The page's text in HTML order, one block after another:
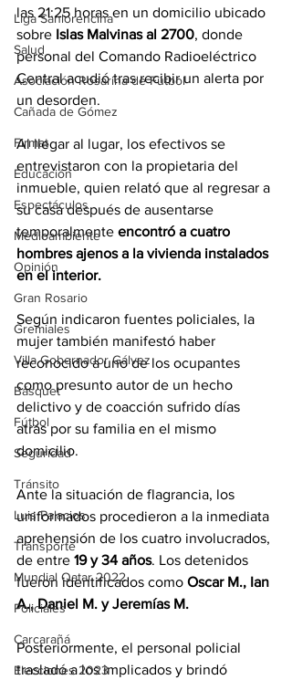
Liga Sanlorencina
Salud
Asociación Rosarina de Fútbol
Cañada de Gómez
Firmat
Educación
Espectáculos
Medioambiente
Opinión
Gran Rosario
Gremiales
Villa Gobernador Gálvez
Básquet
Fútbol
Seguridad
Tránsito
Luis Palacios
Transporte
Mundial Qatar 2022
Policiales
Carcarañá
Elecciones 2023
las 21:25 horas en un domicilio ubicado
sobre Islas Malvinas al 2700, donde
personal del Comando Radioeléctrico
Central acudió tras recibir un alerta por
un desorden.
Al llegar al lugar, los efectivos se
entrevistaron con la propietaria del
inmueble, quien relató que al regresar a
su casa después de ausentarse
temporalmente encontró a cuatro
hombres ajenos a la vivienda instalados
en el interior.
Según indicaron fuentes policiales, la
mujer también manifestó haber
reconocido a uno de los ocupantes
como presunto autor de un hecho
delictivo y de coacción sufrido días
atrás por su familia en el mismo
domicilio.
Ante la situación de flagrancia, los
uniformados procedieron a la inmediata
aprehensión de los cuatro involucrados,
de entre 19 y 34 años. Los detenidos
fueron identificados como Oscar M., Ian
A., Daniel M. y Jeremías M.
Posteriormente, el personal policial
trasladó a los implicados y brindó